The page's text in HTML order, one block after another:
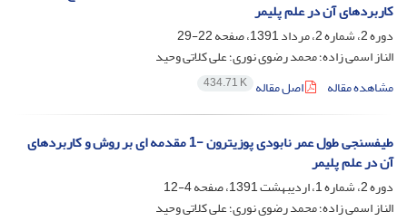
کاربردهای آن در علم پلیمر
دوره 2، شماره 2، مرداد 1391، صفحه
22-29
الناز اسمی زاده؛ محمد رضوی نوری؛ علی کلاتی وحید
مشاهده مقاله
اصل مقاله 434.71 K
طیفسنجی طول عمر نابودی پوزیترون -1 مقدمه ای بر روش و کاربردهای
آن در علم پلیمر
دوره 2، شماره 1، اردیبهشت 1391، صفحه
4-12
الناز اسمی زاده؛ محمد رضوی نوری؛ علی کلاتی وحید